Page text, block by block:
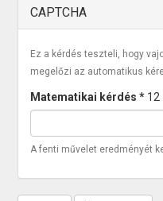
CAPTCHA
Ez a kérdés teszteli, hogy
megelőzi az automatikus
Matematikai kérdés* 12
A fenti művelet eredményét